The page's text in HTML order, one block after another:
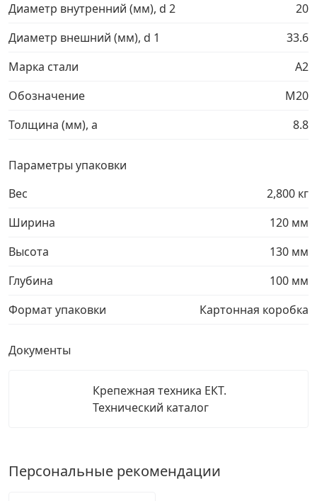
Грузовой крепеж
›
Электро и бензоинструмент, оборудование
Перфорированный крепеж ›
Скобяные изделия и мебельная фурнитура
Диаметр внутренний (мм), d 2
20
Диаметр внешний (мм), d 1
33.6
Марка стали
A2
Обозначение
М20
Толщина (мм), a
8.8
Параметры упаковки
Вес
2,800 кг
Ширина
120 мм
Высота
130 мм
Глубина
100 мм
Формат упаковки
Картонная коробка
Документы
Крепежная техника ЕКТ.
Технический каталог
Персональные рекомендации